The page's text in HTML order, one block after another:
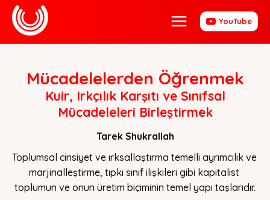
YouTube
Mücadelelerden Öğrenmek
Kuir, Irkçılık Karşıtı ve Sınıfsal
Mücadeleleri Birleştirmek
Tarek Shukrallah
Toplumsal cinsiyet ve ırksallaştırma temelli ayrımcılık ve
marjinalleştirme, tıpkı sınıf ilişkileri gibi kapitalist
toplumun ve onun üretim biçiminin temel yapı taşlarıdır.